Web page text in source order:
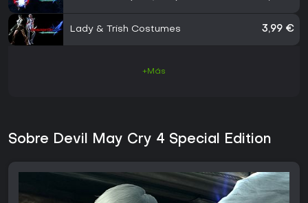
Lady & Trish Costumes 3,99 €
+Más
Sobre Devil May Cry 4 Special Edition